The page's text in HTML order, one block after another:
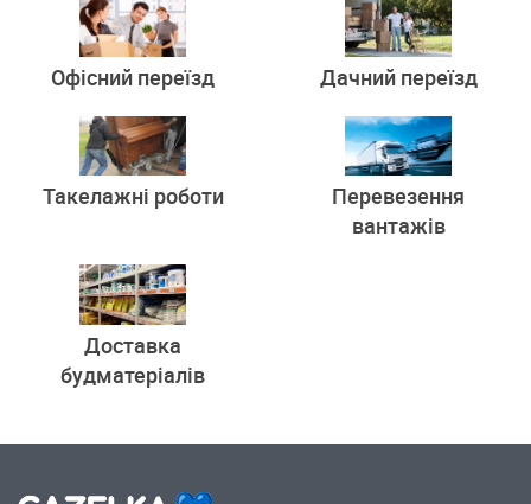
Офісний переїзд Дачний переїзд
Такелажні роботи
Перевезення
вантажів
Доставка
будматеріалів